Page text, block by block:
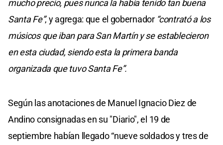
mucho precio, pues nunca la había tenido tan buena
Santa Fe”, y agrega: que el gobernador“contrató a los
músicos que iban para San Martín y se establecieron
en esta ciudad, siendo esta la primera banda
organizada que tuvo Santa Fe”.
Según las anotaciones de Manuel Ignacio Diez de
Andino consignadas en su "Diario", el 19 de
septiembre habían llegado “nueve soldados y tres de